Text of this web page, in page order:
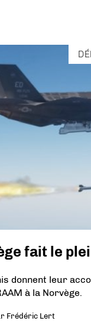
fait le
donnent leur
à la Norvège.
Frédéric Lert